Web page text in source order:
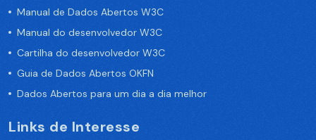
Manual de Dados Abertos W3C
Manual do desenvolvedor W3C
Cartilha do desenvolvedor W3C
Guia de Dados Abertos OKFN
Dados Abertos para um dia a dia melhor
Links de Interesse